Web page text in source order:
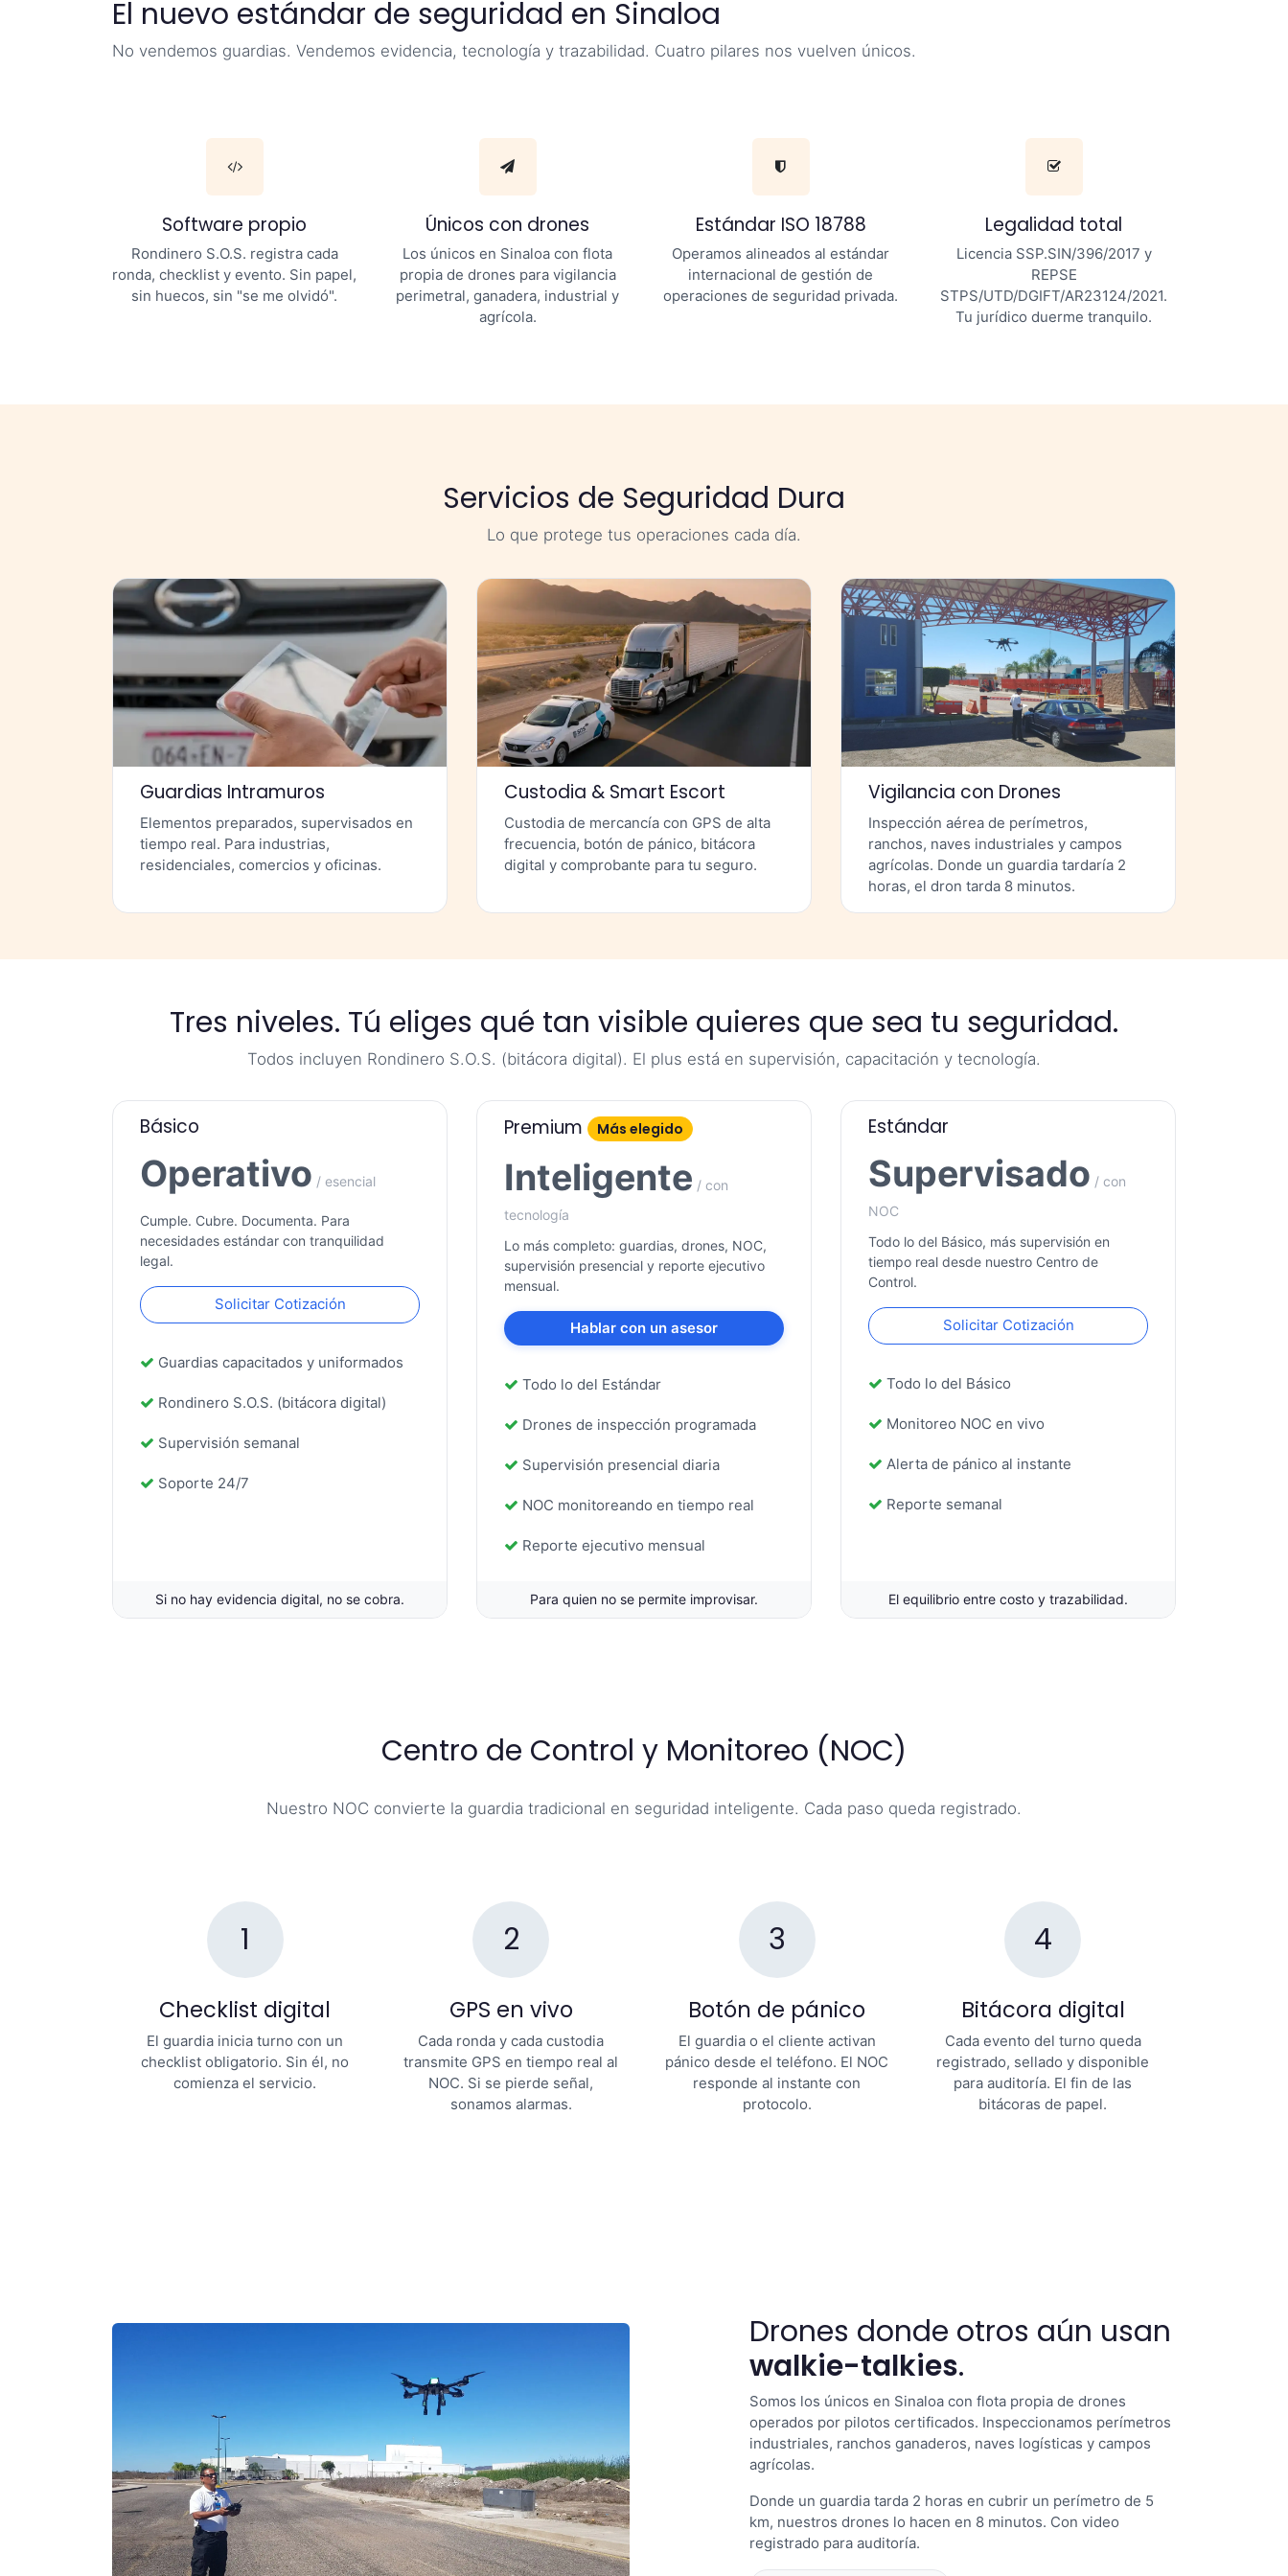
El nuevo estándar de seguridad en Sinaloa
No vendemos guardias. Vendemos evidencia, tecnología y trazabilidad. Cuatro pilares nos vuelven únicos.
Software propio
Rondinero S.O.S. registra cada
ronda, checklist y evento. Sin papel,
sin huecos, sin "se me olvidó".
Únicos con drones
Los únicos en Sinaloa con flota
propia de drones para vigilancia
perimetral, ganadera, industrial y
agrícola.
Estándar ISO 18788
Operamos alineados al estándar
internacional de gestión de
operaciones de seguridad privada.
Legalidad total
Licencia SSP.SIN/396/2017 y
REPSE
STPS/UTD/DGIFT/AR23124/2021.
Tu jurídico duerme tranquilo.
Servicios de Seguridad Dura
Lo que protege tus operaciones cada día.
Guardias Intramuros
Elementos preparados, supervisados en
tiempo real. Para industrias,
residenciales, comercios y oficinas.
Custodia & Smart Escort
Custodia de mercancía con GPS de alta
frecuencia, botón de pánico, bitácora
digital y comprobante para tu seguro.
Vigilancia con Drones
Inspección aérea de perímetros,
ranchos, naves industriales y campos
agrícolas. Donde un guardia tardaría 2
horas, el dron tarda 8 minutos.
Tres niveles. Tú eliges qué tan visible quieres que sea tu seguridad.
Todos incluyen Rondinero S.O.S. (bitácora digital). El plus está en supervisión, capacitación y tecnología.
Básico
Operativo / esencial
Cumple. Cubre. Documenta. Para
necesidades estándar con tranquilidad
legal.
Solicitar Cotización
Guardias capacitados y uniformados
Rondinero S.O.S. (bitácora digital)
Supervisión semanal
Soporte 24/7
Si no hay evidencia digital, no se cobra.
Premium Más elegido
Inteligente / con
tecnología
Lo más completo: guardias, drones, NOC,
supervisión presencial y reporte ejecutivo
mensual.
Hablar con un asesor
Todo lo del Estándar
Drones de inspección programada
Supervisión presencial diaria
NOC monitoreando en tiempo real
Reporte ejecutivo mensual
Para quien no se permite improvisar.
Estándar
Supervisado / con
NOC
Todo lo del Básico, más supervisión en
tiempo real desde nuestro Centro de
Control.
Solicitar Cotización
Todo lo del Básico
Monitoreo NOC en vivo
Alerta de pánico al instante
Reporte semanal
El equilibrio entre costo y trazabilidad.
Centro de Control y Monitoreo (NOC)
Nuestro NOC convierte la guardia tradicional en seguridad inteligente. Cada paso queda registrado.
1
Checklist digital
El guardia inicia turno con un
checklist obligatorio. Sin él, no
comienza el servicio.
2
GPS en vivo
Cada ronda y cada custodia
transmite GPS en tiempo real al
NOC. Si se pierde señal,
sonamos alarmas.
3
Botón de pánico
El guardia o el cliente activan
pánico desde el teléfono. El NOC
responde al instante con
protocolo.
4
Bitácora digital
Cada evento del turno queda
registrado, sellado y disponible
para auditoría. El fin de las
bitácoras de papel.
Drones donde otros aún usan
walkie-talkies.
Somos los únicos en Sinaloa con flota propia de drones
operados por pilotos certificados. Inspeccionamos perímetros
industriales, ranchos ganaderos, naves logísticas y campos
agrícolas.
Donde un guardia tarda 2 horas en cubrir un perímetro de 5
km, nuestros drones lo hacen en 8 minutos. Con video
registrado para auditoría.